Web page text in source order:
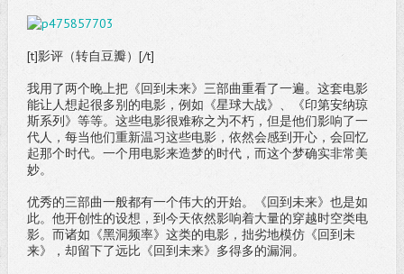
[t]影评（转自豆瓣）[/t]
我用了两个晚上把《回到未来》三部曲重看了一遍。这套电影
能让人想起很多别的电影，例如《星球大战》、《印第安纳琼
斯系列》等等。这些电影很难称之为不朽，但是他们影响了一
代人，每当他们重新温习这些电影，依然会感到开心，会回忆
起那个时代。一个用电影来造梦的时代，而这个梦确实非常美
妙。
优秀的三部曲一般都有一个伟大的开始。《回到未来》也是如
此。他开创性的设想，到今天依然影响着大量的穿越时空类电
影。而诸如《黑洞频率》这类的电影，拙劣地模仿《回到未
来》，却留下了远比《回到未来》多得多的漏洞。